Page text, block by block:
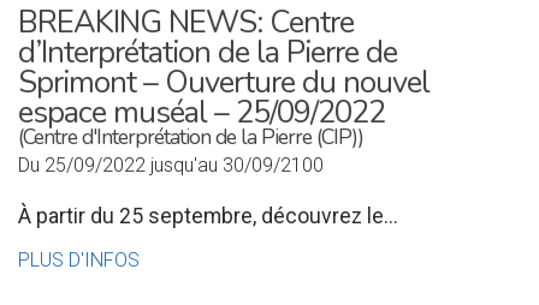
BREAKING NEWS: Centre
d’Interprétation de la Pierre de
Sprimont – Ouverture du nouvel
espace muséal – 25/09/2022
(Centre d'Interprétation de la Pierre (CIP))
Du 25/09/2022 jusqu'au 30/09/2100
À partir du 25 septembre, découvrez le...
PLUS D'INFOS